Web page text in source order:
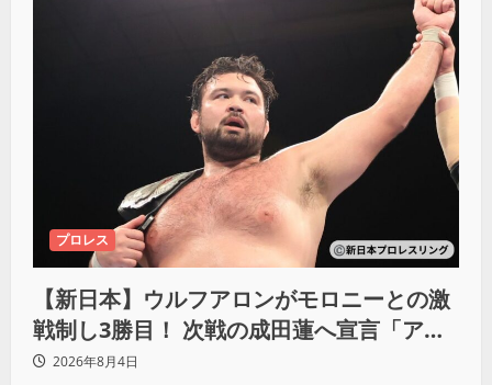
プロレス
【新日本】ウルフアロンがモロニーとの激
戦制し3勝目！ 次戦の成田蓮へ宣言「アイ
ツの王道を俺の王道でぶち壊す」
2026年8月4日